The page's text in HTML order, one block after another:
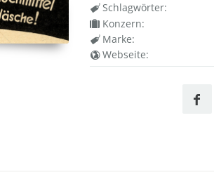
Schlagwörter:
Konzern:
Marke:
Webseite: